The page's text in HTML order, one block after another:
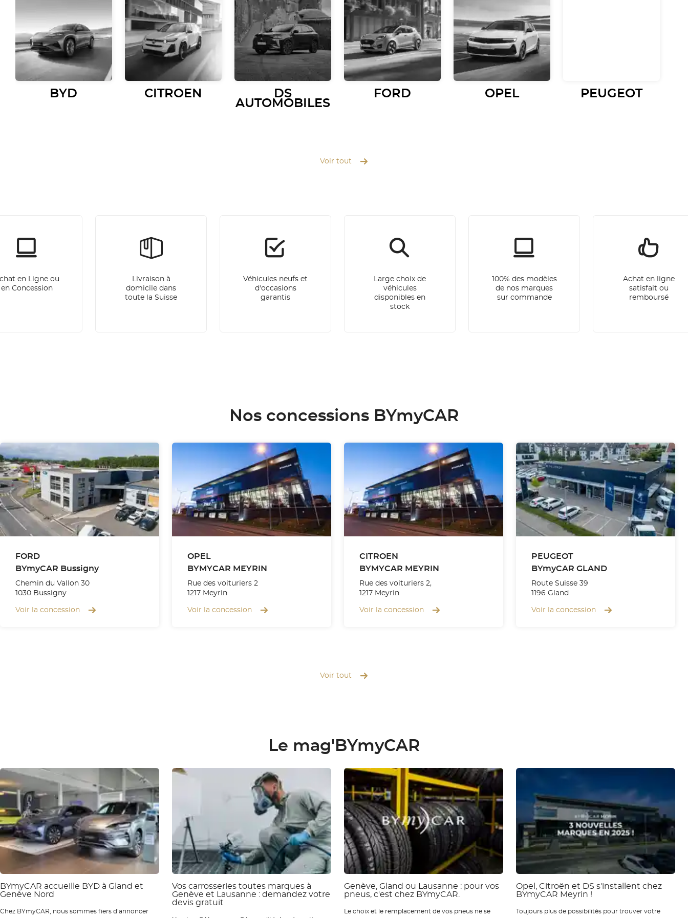
BYD CITROEN DS
AUTOMOBILES
FORD OPEL PEUGEOT
Voir tout
en Ligne ou
en Concession
Livraison à
domicile dans
toute la Suisse
Véhicules neufs et
d'occasions
garantis
Large choix de
véhicules
disponibles en
stock
100% des modèles
de nos marques
sur commande
Achat en ligne
satisfait ou
remboursé
Nos concessions BYmyCAR
FORD
BYmyCAR Bussigny
Chemin du Vallon 30
1030 Bussigny
Voir la concession
OPEL
BYMYCAR MEYRIN
Rue des voituriers 2
1217 Meyrin
Voir la concession
CITROEN
BYMYCAR MEYRIN
Rue des voituriers 2,
1217 Meyrin
Voir la concession
PEUGEOT
BYmyCAR GLAND
Route Suisse 39
1196 Gland
Voir la concession
Voir tout
Le mag'BYmyCAR
BYmyCAR accueille BYD à Gland et
Genève Nord
Chez BYmyCAR, nous sommes fiers d’annoncer
Vos carrosseries toutes marques à
Genève et Lausanne : demandez votre
devis gratuit
Genève, Gland ou Lausanne : pour vos
pneus, c'est chez BYmyCAR.
Le choix et le remplacement de vos pneus ne se
Opel, Citroën et DS s'installent chez
BYmyCAR Meyrin !
Toujours plus de possibilités pour trouver votre